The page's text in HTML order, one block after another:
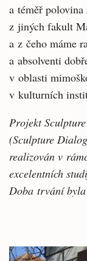
a téměř
z jiných fakult
a z čeho máme
a absolventi
v oblasti
v kulturních
Projekt
(Sculpture
realizován v
excelentních
Doba trvání byla